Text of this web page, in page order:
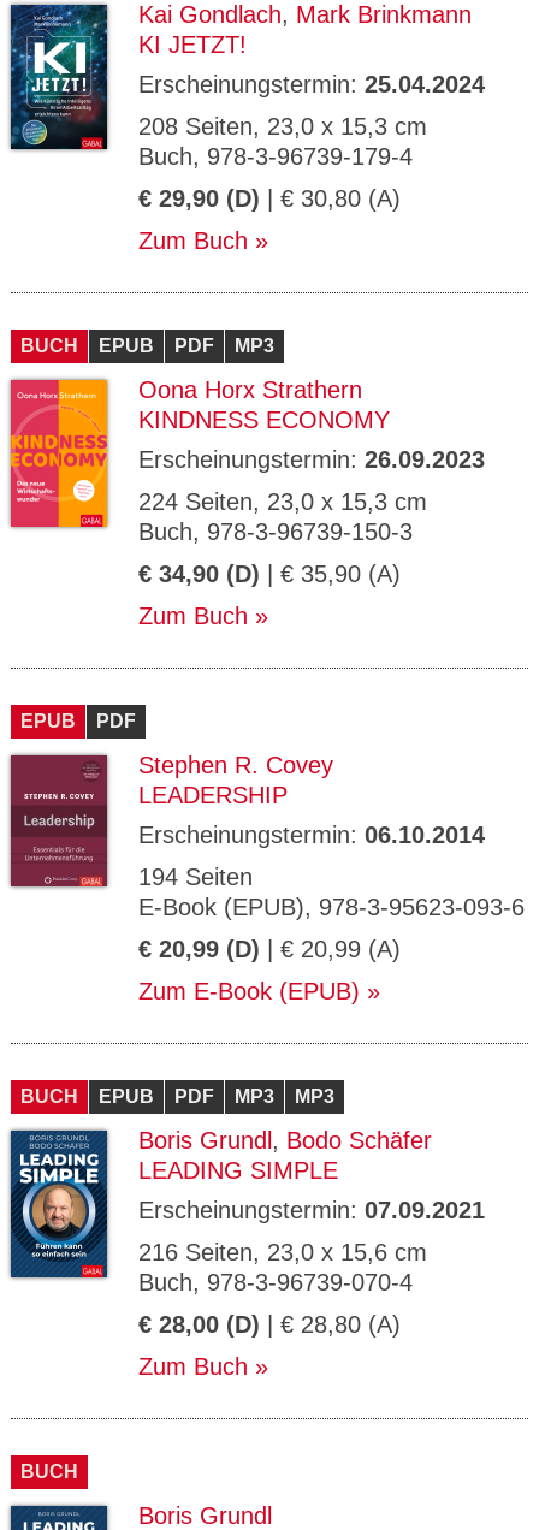
Kai Gondlach, Mark Brinkmann
KI JETZT!
Erscheinungstermin: 25.04.2024
208 Seiten, 23,0 x 15,3 cm
Buch, 978-3-96739-179-4
€ 29,90 (D) | € 30,80 (A)
Zum Buch
BUCH EPUB PDF MP3
Oona Horx Strathern
KINDNESS ECONOMY
Erscheinungstermin: 26.09.2023
224 Seiten, 23,0 x 15,3 cm
Buch, 978-3-96739-150-3
€ 34,90 (D) | € 35,90 (A)
Zum Buch
EPUB PDF
Stephen R. Covey
LEADERSHIP
Erscheinungstermin: 06.10.2014
194 Seiten
E-Book (EPUB), 978-3-95623-093-6
€ 20,99 (D) | € 20,99 (A)
Zum E-Book (EPUB)
BUCH EPUB PDF MP3 MP3
Boris Grundl , Bodo Schäfer
LEADING SIMPLE
Erscheinungstermin: 07.09.2021
216 Seiten, 23,0 x 15,6 cm
Buch, 978-3-96739-070-4
€ 28,00 (D) | € 28,80 (A)
Zum Buch
BUCH
Boris Grundl